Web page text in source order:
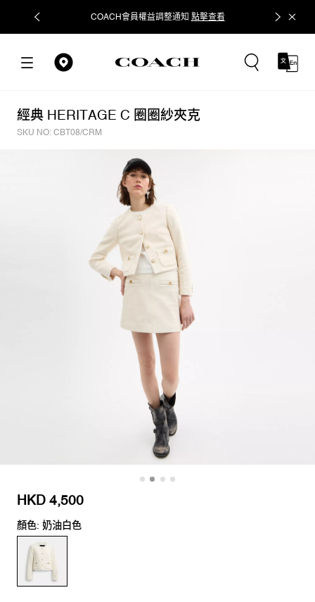
COACH會員權益調整通知 點擊查看 立即追蹤
經典 HERITAGE C 圈圈紗夾克
SKU NO: CBT08/CRM
HKD 4,500
顏色: 奶油白色